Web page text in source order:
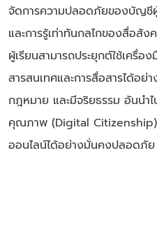
จัดการความปลอดภัยของบัญชี
และการรู้เท่าทันกลไกของสื่อสั
ผู้เรียนสามารถประยุกต์ใช้เครื่อ
สารสนเทศและการสื่อสารได้อ
กฎหมาย และมีจริยธรรม อันนำ
คุณภาพ (Digital Citizenship)
ออนไลน์ได้อย่างมั่นคงปลอดภัย